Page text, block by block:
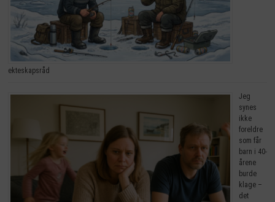
ekteskapsråd
Jeg
synes
ikke
foreldre
som får
barn i 40-
årene
burde
klage –
det